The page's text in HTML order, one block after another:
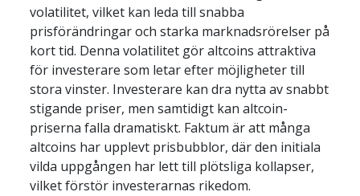
volatilitet, vilket kan leda till snabba
prisförändringar och starka marknadsrörelser på
kort tid. Denna volatilitet gör altcoins attraktiva
för investerare som letar efter möjligheter till
stora vinster. Investerare kan dra nytta av snabbt
stigande priser, men samtidigt kan altcoin-
priserna falla dramatiskt. Faktum är att många
altcoins har upplevt prisbubblor, där den initiala
vilda uppgången har lett till plötsliga kollapser,
vilket förstör investerarnas rikedom.